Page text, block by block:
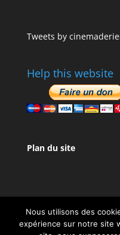
Tweets by
Help this website
Plan du site
Nous utilisons des
expérience sur notre site